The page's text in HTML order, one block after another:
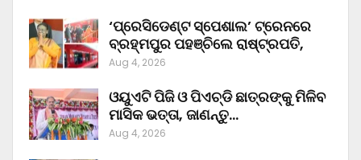
‘ପ୍ରେସିଡେଣ୍ଟ ସ୍ପେଶାଲ’ ଟ୍ରେନରେ
ବ୍ରହ୍ମପୁର ପହଞ୍ଚିଲେ ରାଷ୍ଟ୍ରପତି,
Aug 4, 2026
ଓୟୁଏଟି ପିଜି ଓ ପିଏଚ୍‌ଡି ଛାତ୍ରଙ୍କୁ ମିଳିବ
ମାସିକ ଭତ୍ତା, ଜାଣନ୍ତୁ…
Aug 4, 2026